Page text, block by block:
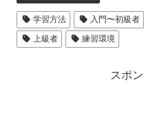
学習方法 入門〜初級者
上級者
練習環境
スポ